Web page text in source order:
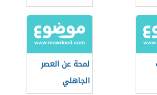
لمحة عن العصر
الجاهلي